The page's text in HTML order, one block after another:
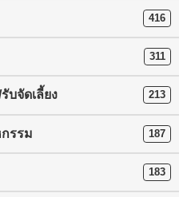
416
311
บจัดเลี้ยง 213
รรม 187
183